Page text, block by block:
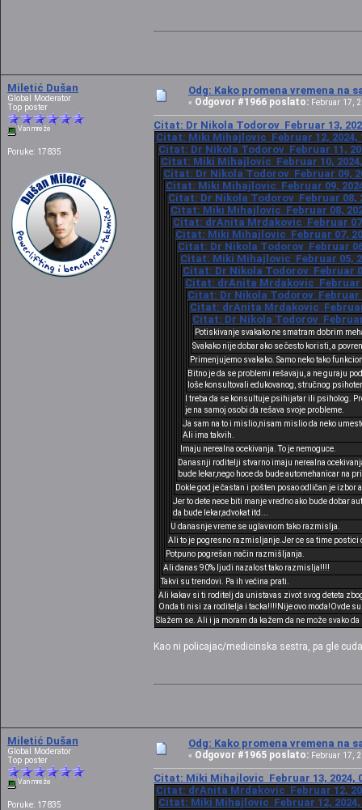
Miletić Dušan
Global Moderator
Top poster
Van mreže
Poruke: 17835
Odg: Kako promena vremena na
« Odgovor #1966 poslato: Februar 17,
Citat: Dr Nikola Todorov Februar 13,
Citat: Miki Mihajlovic Februar 12, 2024,
Citat: Dr Nikola Todorov Februar 11,
Citat: Miki Mihajlovic Februar 10, 2024,
Citat: Dr Nikola Todorov Februar 09,
Citat: Miki Mihajlovic Februar 09,
Citat: Dr Nikola Todorov Februar 08,
Citat: Miki Mihajlovic Februar 08,
Citat: drAnita Mrdakovic Februar 07,
Citat: Miki Mihajlovic Februar 07,
Citat: Dr Nikola Todorov Februar
Citat: Miki Mihajlovic Februar 05,
Citat: Dr Nikola Todorov Februar
Citat: drAnita Mrdakovic Februar
Citat: Dr Nikola Todorov Februar
Citat: drAnita Mrdakovic Februar
Citat: Dr Nikola Todorov Februar
Potiskivanje svakako ne smatram dobrim
Svakako nije dobar ako se često koristi, a
Primenjujemo svakako. Samo neko tako
Bitno je da se problemi rešavaju, a ne guraju
loše konsultovali edukovanog, stručnog
I treba da se konsultuje psihijatar ili psiholog.
je na samoj osobi da rešava svoje probleme.
Ja sam na to i mislio,nisam mislio da neko
Ali ima takvih.
Imaju nerealna ocekivanja. To je nemoguce.
Danasnji roditelji stvarno imaju nerealna
bude lekar,nego hoce da bude automehanicar na
Dokle god je častan i pošten posao odličan je
Jer to dete nece biti manje vredno ako bude dobar
da bude lekar,advokat itd...
U danasnje vreme se uglavnom tako razmislja.
Ali to je pogresno razmisljanje.Jer ce sa time postici
Potpuno pogrešan način razmišljanja.
Ali danas 90% ljudi nazalost tako razmislja!!!!
Takvi su trendovi. Pa ih većina prati.
Ali kakav si ti roditelj da unistavas zivot svog deteta
Onda ti nisi za roditelja i tacka!!!!Nije ovo moda!Ovde
Slažem se. Ali i ja moram da kažem da ne može svako
Kao ni policajac/medicinska sestra, pa gle
Miletić Dušan
Global Moderator
Top poster
Van mreže
Poruke: 17835
Odg: Kako promena vremena na
« Odgovor #1965 poslato: Februar 17,
Citat: Miki Mihajlovic Februar 13, 2024,
Citat: drAnita Mrdakovic Februar 12,
Citat: Miki Mihajlovic Februar 12, 2024,